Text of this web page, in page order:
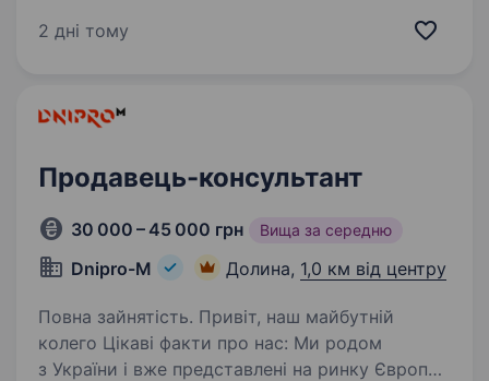
комфорт у кожному магазині, адже важливо,
2 дні тому
Продавець-консультант
30 000 – 45 000 грн Вища за середню
Dnipro-M Долина, 1,0 км від центру
Повна зайнятість. Привіт, наш майбутній
колего Цікаві факти про нас: Ми родом
з України і вже представлені на ринку Європи,